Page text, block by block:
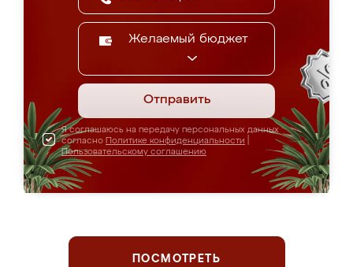
Желаемый бюджет
Отправить
Я соглашаюсь на передачу персональных данных
согласно Политике конфиденциальности
Пользовательскому соглашению
ПОСМОТРЕТЬ